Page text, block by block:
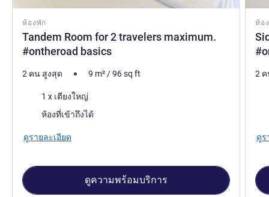
ห้องพัก
Tandem Room for 2 travelers maximum.
#ontheroad basics
2 คน สูงสุด 9 m²/96sq ft
เครื่องนอน
1 x เตียงใหญ่
ห้องที่เข้าถึงได้
ดูรายละเอียด
ดูความพร้อมบริการ
ห้อ
2
ดูร